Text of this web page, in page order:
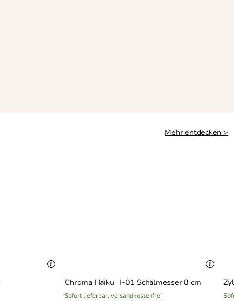
Mehr entdecken >
Chroma Haiku H-01 Schälmesser 8 cm
Sofort lieferbar, versandkostenfrei